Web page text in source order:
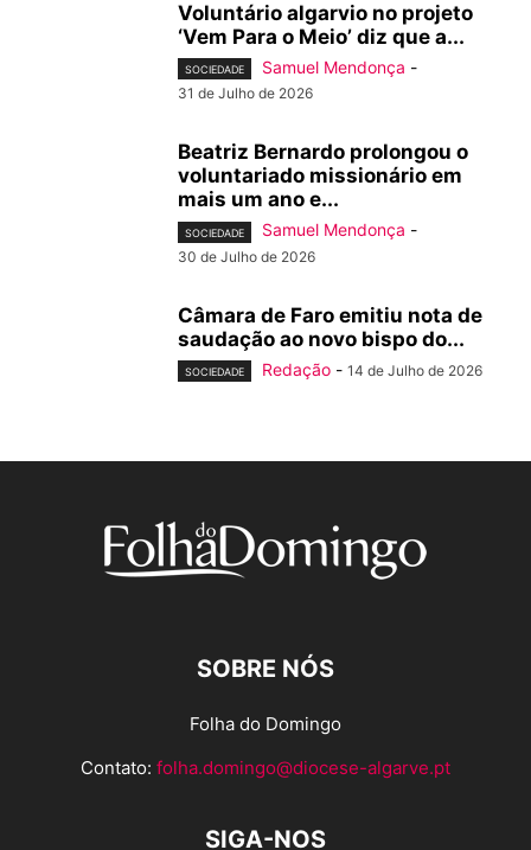
Voluntário algarvio no projeto
‘Vem Para o Meio’ diz que a...
SOCIEDADE Samuel Mendonça -
31 de Julho de 2026
Beatriz Bernardo prolongou o
voluntariado missionário em
mais um ano e...
SOCIEDADE Samuel Mendonça -
30 de Julho de 2026
Câmara de Faro emitiu nota de
saudação ao novo bispo do...
SOCIEDADE Redação - 14 de Julho de 2026
SOBRE NÓS
Folha do Domingo
Contato: folha.domingo@diocese-algarve.pt
SIGA-NOS